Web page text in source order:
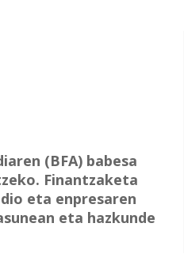
(BFA) babesa
Finantzaketa
eta enpresaren
eta hazkunde